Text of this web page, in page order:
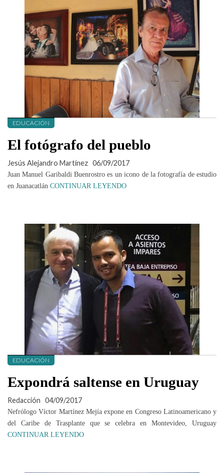
EDUCACIÓN
El fotógrafo del pueblo
Jesús Alejandro Martínez 06/09/2017
Juan Manuel Garibaldi Buenrostro es un icono de la fotografía de estudio
en Juanacatlán CONTINUAR LEYENDO
EDUCACIÓN
Expondrá saltense en Uruguay
Redacción 04/09/2017
Nefrólogo Víctor Martínez Mejía expone en Congreso Latinoamericano y
del Caribe de Trasplante que se celebra en Montevideo, Uruguay
CONTINUAR LEYENDO